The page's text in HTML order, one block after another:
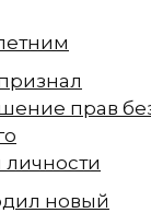
прав
новый